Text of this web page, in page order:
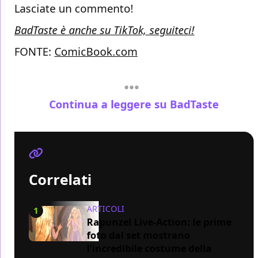
Lasciate un commento!
BadTaste è anche su TikTok, seguiteci!
FONTE: ComicBook.com
Continua a leggere su BadTaste
Correlati
1 ARTICOLI
Rapunzel Live-Action: le prime
foto dal set mostrano